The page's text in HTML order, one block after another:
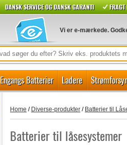
DANSK SERVICE OG DANSK GARANTI
Vi er e-mærkede.
Engangs Batterier Ladere
Home / Diverse-produkter/ Batterier til
Batterier til låsesystemer